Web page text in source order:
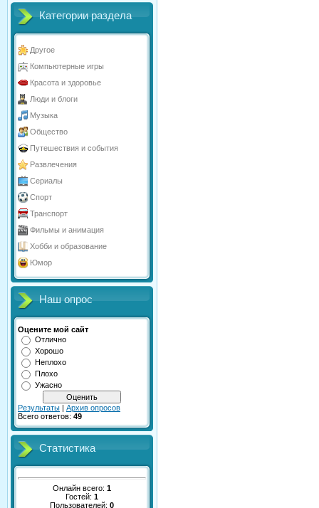
Категории раздела
Другое
Компьютерные игры
Красота и здоровье
Люди и блоги
Музыка
Общество
Путешествия и события
Развлечения
Сериалы
Спорт
Транспорт
Фильмы и анимация
Хобби и образование
Юмор
Наш опрос
Оцените мой сайт
Отлично
Хорошо
Неплохо
Плохо
Ужасно
Результаты | Архив опросов
Всего ответов: 49
Статистика
Онлайн всего: 1
Гостей: 1
Пользователей: 0